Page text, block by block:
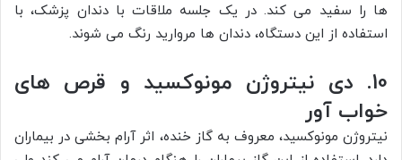
ها را سفید می کند. در یک جلسه ملاقات با دندان پزشک، با
استفاده از این دستگاه، دندان ها مروارید رنگ می شوند.
10. دی نیتروژن مونوکسید و قرص های
خواب آور
نیتروژن مونوکسید، معروف به گاز خنده، اثر آرام بخشی در بیماران